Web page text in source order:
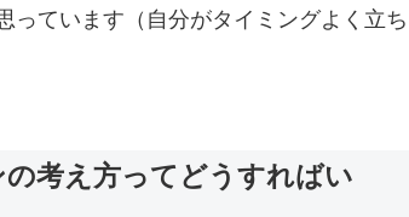
っています（自分がタイミングよく立ち
考え方ってどうすればい